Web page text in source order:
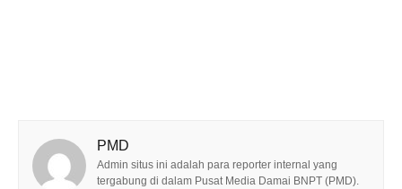
PMD
Admin situs ini adalah para reporter internal yang
tergabung di dalam Pusat Media Damai BNPT (PMD).